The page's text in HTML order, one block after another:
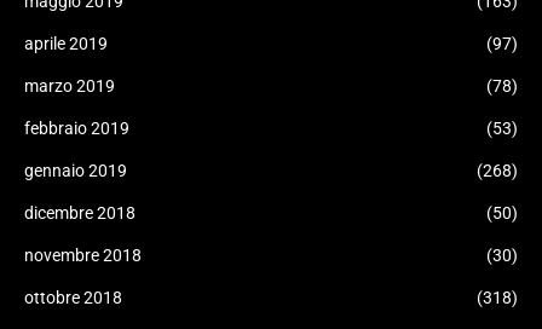
aprile 2019 (97)
marzo 2019 (78)
febbraio 2019 (53)
gennaio 2019 (268)
dicembre 2018 (50)
novembre 2018 (30)
ottobre 2018 (318)